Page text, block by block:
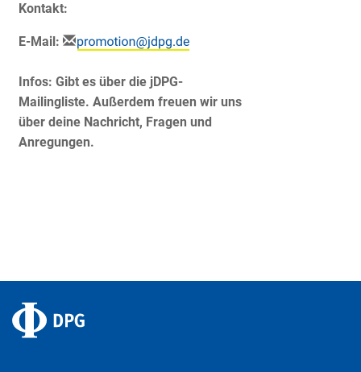
Kontakt:
E-Mail:
Infos: Gibt es über die jDPG-
Mailingliste. Außerdem freuen wir uns
über deine Nachricht, Fragen und
Anregungen.